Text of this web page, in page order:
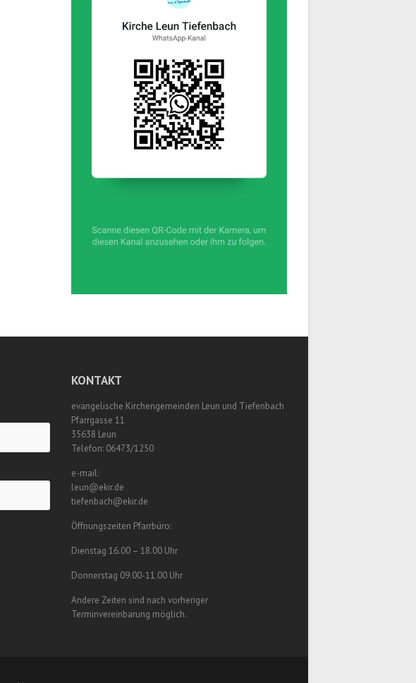
KONTAKT
evangelische Kirchengemeinden Leun und Tiefenbach
Pfarrgasse 11
35638 Leun
Telefon: 06473/1250
e-mail:
leun@ekir.de
tiefenbach@ekir.de
Öffnungszeiten Pfarrbüro:
Dienstag 16.00 – 18.00 Uhr
Donnerstag 09.00-11.00 Uhr
Andere Zeiten sind nach vorheriger
Terminvereinbarung möglich.